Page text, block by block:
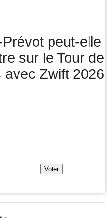
prend les commandes dupeut-elle
sur le Tour de
avec Zwift 2026